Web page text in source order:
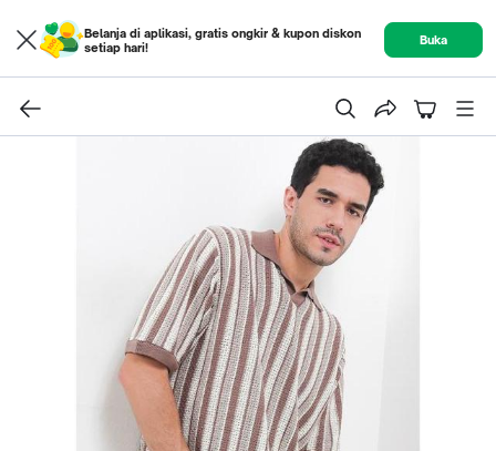
Belanja di aplikasi, gratis ongkir & kupon diskon
setiap hari!
Buka